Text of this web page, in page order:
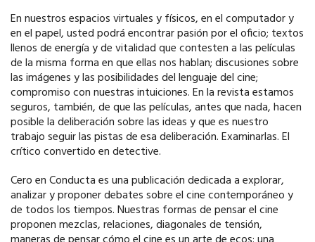
En nuestros espacios virtuales y físicos, en el computador y
en el papel, usted podrá encontrar pasión por el oficio; textos
llenos de energía y de vitalidad que contesten a las películas
de la misma forma en que ellas nos hablan; discusiones sobre
las imágenes y las posibilidades del lenguaje del cine;
compromiso con nuestras intuiciones. En la revista estamos
seguros, también, de que las películas, antes que nada, hacen
posible la deliberación sobre las ideas y que es nuestro
trabajo seguir las pistas de esa deliberación. Examinarlas. El
crítico convertido en detective.
Cero en Conducta es una publicación dedicada a explorar,
analizar y proponer debates sobre el cine contemporáneo y
de todos los tiempos. Nuestras formas de pensar el cine
proponen mezclas, relaciones, diagonales de tensión,